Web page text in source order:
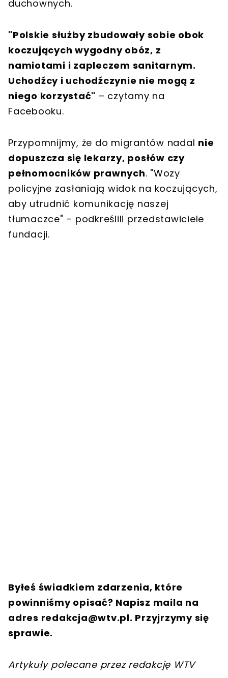
duchownych.
"Polskie służby zbudowały sobie obok
koczujących wygodny obóz, z
namiotami i zapleczem sanitarnym.
Uchodźcy i uchodźczynie nie mogą z
niego korzystać" – czytamy na
Facebooku.
Przypomnijmy, że do migrantów nadal nie
dopuszcza się lekarzy, posłów czy
pełnomocników prawnych. "Wozy
policyjne zasłaniają widok na koczujących,
aby utrudnić komunikację naszej
tłumaczce" – podkreślili przedstawiciele
fundacji.
Byłeś świadkiem zdarzenia, które
powinniśmy opisać? Napisz maila na
adres redakcja@wtv.pl. Przyjrzymy się
sprawie.
Artykuły polecane przez redakcję WTV